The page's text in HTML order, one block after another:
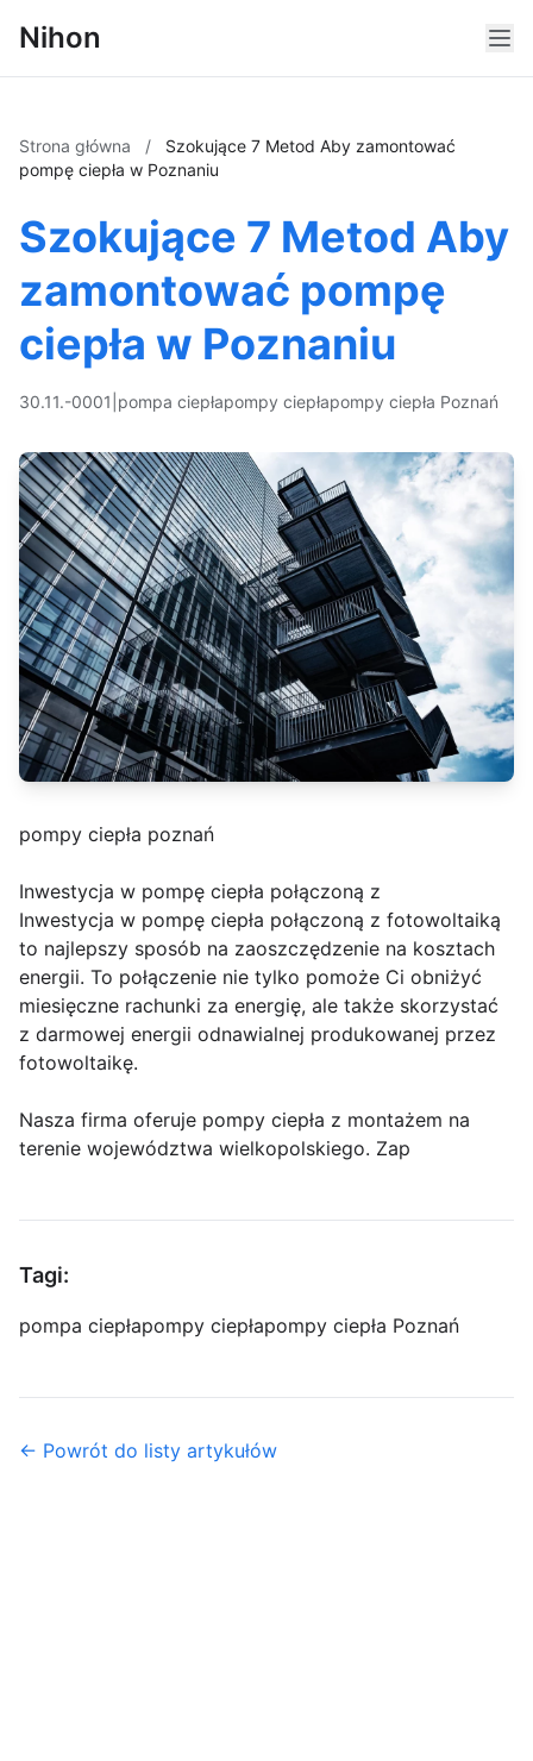
Nihon
Strona główna /
Szokujące 7 Metod Aby zamontować
pompę ciepła w Poznaniu
Szokujące 7 Metod Aby
zamontować pompę
ciepła w Poznaniu
30.11.-0001 pompa ciepłapompy ciepłapompy ciepła Poznań
pompy ciepła poznań
Inwestycja w pompę ciepła połączoną z
Inwestycja w pompę ciepła połączoną z fotowoltaiką
to najlepszy sposób na zaoszczędzenie na kosztach
energii. To połączenie nie tylko pomoże Ci obniżyć
miesięczne rachunki za energię, ale także skorzystać
z darmowej energii odnawialnej produkowanej przez
fotowoltaikę.
Nasza firma oferuje pompy ciepła z montażem na
terenie województwa wielkopolskiego. Zap
Tagi:
pompa ciepłapompy ciepłapompy ciepła Poznań
← Powrót do listy artykułów